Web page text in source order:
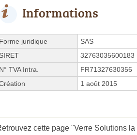
Informations
Forme juridique
SAS
SIRET
32763035600183
N° TVA Intra.
FR71327630356
1 août 2015
cette page "Verre Solutions